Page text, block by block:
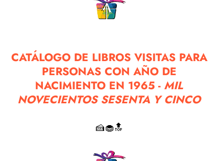
CATÁLOGO DE LIBROS VISITAS PARA
PERSONAS CON AÑO DE
NACIMIENTO EN 1965 - MIL
NOVECIENTOS SESENTA Y CINCO
🍰🧁🔝